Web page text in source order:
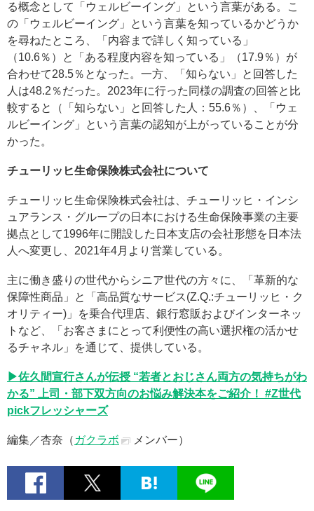
る概念として「ウェルビーイング」という言葉がある。こ
の「ウェルビーイング」という言葉を知っているかどうか
を尋ねたところ、「内容まで詳しく知っている」
（10.6％）と「ある程度内容を知っている」（17.9％）が
合わせて28.5％となった。一方、「知らない」と回答した
人は48.2％だった。2023年に行った同様の調査の回答と比
較すると（「知らない」と回答した人：55.6％）、「ウェ
ルビーイング」という言葉の認知が上がっていることが分
かった。
チューリッヒ生命保険株式会社について
チューリッヒ生命保険株式会社は、チューリッヒ・インシ
ュアランス・グループの日本における生命保険事業の主要
拠点として1996年に開設した日本支店の会社形態を日本法
人へ変更し、2021年4月より営業している。
主に働き盛りの世代からシニア世代の方々に、「革新的な
保障性商品」と「高品質なサービス(Z.Q.:チューリッヒ・ク
オリティー)」を乗合代理店、銀行窓販およびインターネッ
トなど、「お客さまにとって利便性の高い選択権の活かせ
るチャネル」を通じて、提供している。
▶佐久間宣行さんが伝授 “若者とおじさん両方の気持ちがわ
かる” 上司・部下双方向のお悩み解決本をご紹介！ #Z世代
pickフレッシャーズ
編集／杏奈（ ガクラボ メンバー）